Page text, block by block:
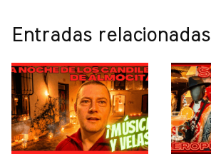
Entradas relacionadas